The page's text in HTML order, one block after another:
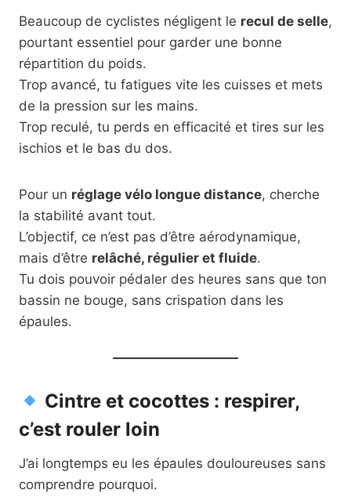
Beaucoup de cyclistes négligent le recul de selle,
pourtant essentiel pour garder une bonne
répartition du poids.
Trop avancé, tu fatigues vite les cuisses et mets
de la pression sur les mains.
Trop reculé, tu perds en efficacité et tires sur les
ischios et le bas du dos.
Pour un réglage vélo longue distance, cherche
la stabilité avant tout.
L’objectif, ce n’est pas d’être aérodynamique,
mais d’être relâché, régulier et fluide.
Tu dois pouvoir pédaler des heures sans que ton
bassin ne bouge, sans crispation dans les
épaules.
Cintre et cocottes : respirer,
c’est rouler loin
J’ai longtemps eu les épaules douloureuses sans
comprendre pourquoi.